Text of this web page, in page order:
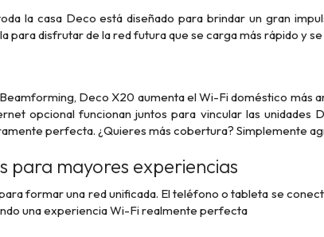
la casa Deco está diseñado para brindar un gran
para disfrutar de la red futura que se carga más rápido y
Deco X20 aumenta el Wi-Fi doméstico más
opcional funcionan juntos para vincular las unidades
perfecta. ¿Quieres más cobertura? Simplemente
para mayores experiencias
formar una red unificada. El teléfono o tableta se
una experiencia Wi-Fi realmente perfecta